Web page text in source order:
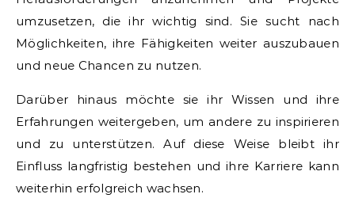
umzusetzen, die ihr wichtig sind. Sie sucht nach
Möglichkeiten, ihre Fähigkeiten weiter auszubauen
und neue Chancen zu nutzen.
Darüber hinaus möchte sie ihr Wissen und ihre
Erfahrungen weitergeben, um andere zu inspirieren
und zu unterstützen. Auf diese Weise bleibt ihr
Einfluss langfristig bestehen und ihre Karriere kann
weiterhin erfolgreich wachsen.